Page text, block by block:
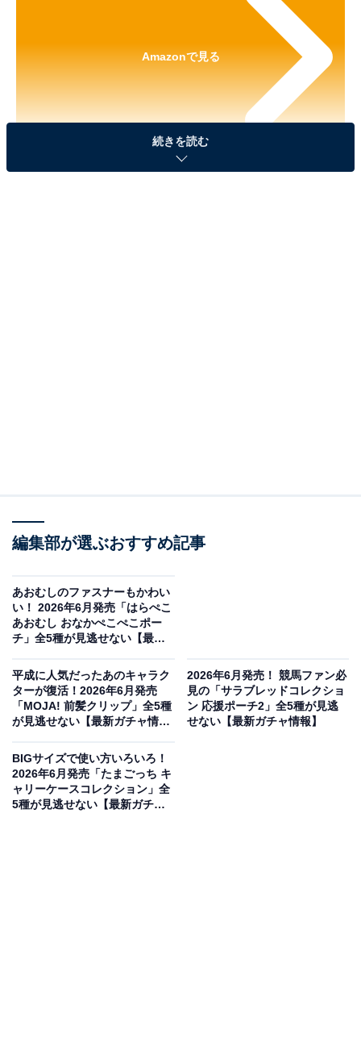
Amazonで見る
バンダイから2026年6月に発売される「ONE PIECE め
じるしアクセサリー4」（税込300円）。全5種のライン
アップとなっています。
続きを読む
編集部が選ぶおすすめ記事
あおむしのファスナーもかわい
い！ 2026年6月発売「はらぺこ
あおむし おなかぺこぺこポー
チ」全5種が見逃せない【最新
平成に人気だったあのキャラク
ターが復活！2026年6月発売
「MOJA! 前髪クリップ」全5種
が見逃せない【最新ガチャ情
2026年6月発売！ 競馬ファン必
見の「サラブレッドコレクショ
ン 応援ポーチ2」全5種が見逃
せない【最新ガチャ情報】
BIGサイズで使い方いろいろ！
2026年6月発売「たまごっち キ
ャリーケースコレクション」全
5種が見逃せない【最新ガチャ